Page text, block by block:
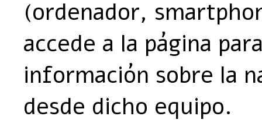
(ordenador,
accede a la página
información sobre la
desde dicho equipo.